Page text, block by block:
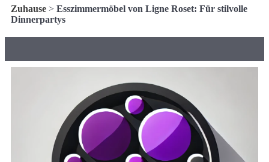
Zuhause > Esszimmermöbel von Ligne Roset: Für stilvolle
Dinnerpartys